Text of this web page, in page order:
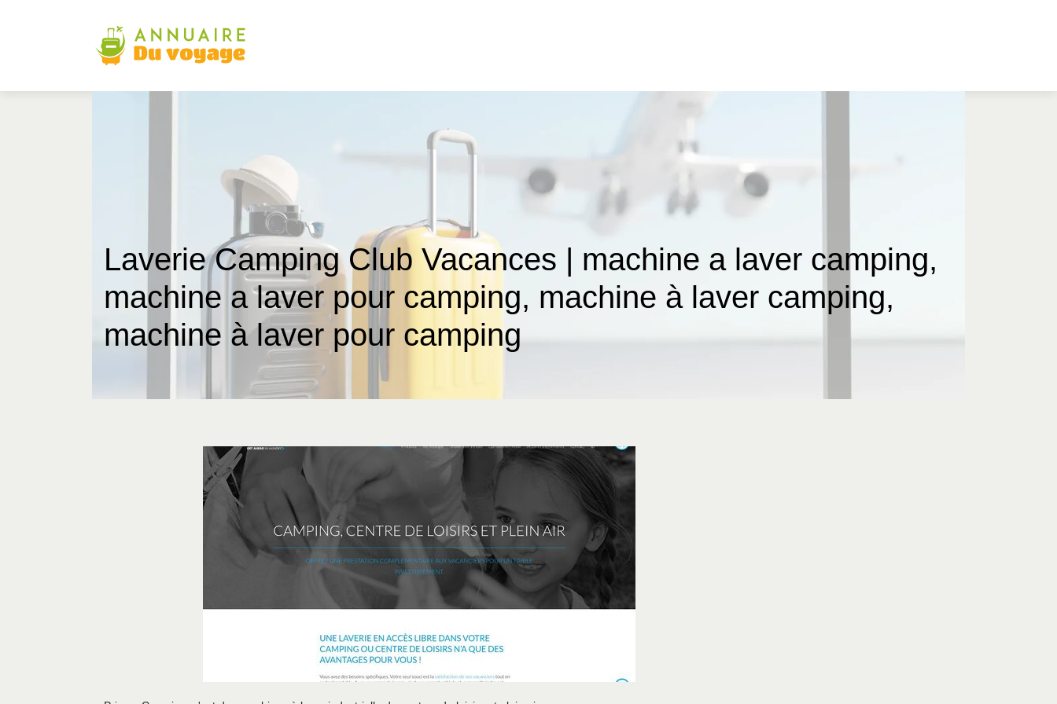
Laverie Camping Club Vacances | machine a laver camping,
machine a laver pour camping, machine à laver camping,
machine à laver pour camping